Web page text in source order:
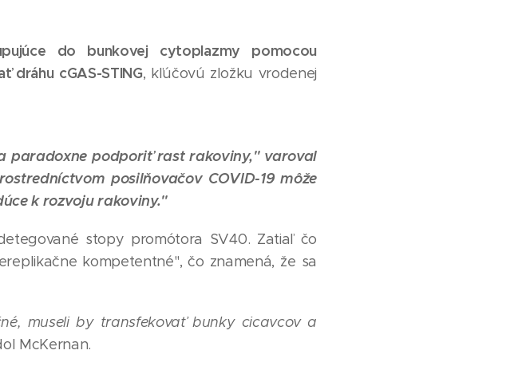
do bunkovej cytoplazmy pomocou
dráhu cGAS-STING, kľúčovú zložku vrodenej
paradoxne podporiť rast rakoviny," varoval
posilňovačov COVID-19 môže
k rozvoju rakoviny."
stopy promótora SV40. Zatiaľ čo
kompetentné", čo znamená, že sa
museli by transfekovať bunky cicavcov a
McKernan.